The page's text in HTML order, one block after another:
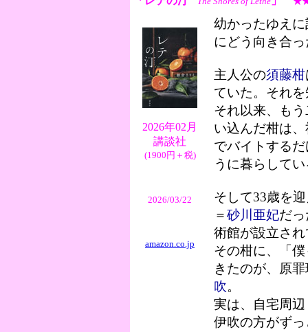
2026年02月
講談社
(1900円＋税)
2026/03/22
amazon.co.jp
幼かったゆえ
にどう向き合
主人公の須藤柑
ていた。それ
それ以来、も
い込んだ柑は
でバイトする
うに暮らして
そして33歳を
＝砂川亜妃だ
術館が設立さ
その柑に、「
きたのが、原
吹。
実は、自宅周
伊吹の方がず